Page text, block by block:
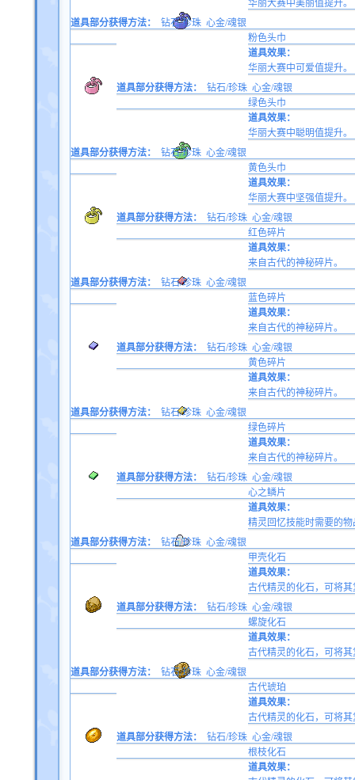
华丽大赛中美丽值提升。
道具部分获得方法：
钻石/珍珠 心金/魂银
粉色头巾
道具效果：
华丽大赛中可爱值提升。
道具部分获得方法：
钻石/珍珠 心金/魂银
绿色头巾
道具效果：
华丽大赛中聪明值提升。
道具部分获得方法：
钻石/珍珠 心金/魂银
黄色头巾
道具效果：
华丽大赛中坚强值提升。
道具部分获得方法：
钻石/珍珠 心金/魂银
红色碎片
道具效果：
来自古代的神秘碎片。
道具部分获得方法：
钻石/珍珠 心金/魂银
蓝色碎片
道具效果：
来自古代的神秘碎片。
道具部分获得方法：
钻石/珍珠 心金/魂银
黄色碎片
道具效果：
来自古代的神秘碎片。
道具部分获得方法：
钻石/珍珠 心金/魂银
绿色碎片
道具效果：
来自古代的神秘碎片。
道具部分获得方法：
钻石/珍珠 心金/魂银
心之鳞片
道具效果：
精灵回忆技能时需要的物
道具部分获得方法：
钻石/珍珠 心金/魂银
甲壳化石
道具效果：
古代精灵的化石，可将其
道具部分获得方法：
钻石/珍珠 心金/魂银
螺旋化石
道具效果：
古代精灵的化石，可将其
道具部分获得方法：
钻石/珍珠 心金/魂银
古代琥珀
道具效果：
古代精灵的化石，可将其
道具部分获得方法：
钻石/珍珠 心金/魂银
根枝化石
道具效果：